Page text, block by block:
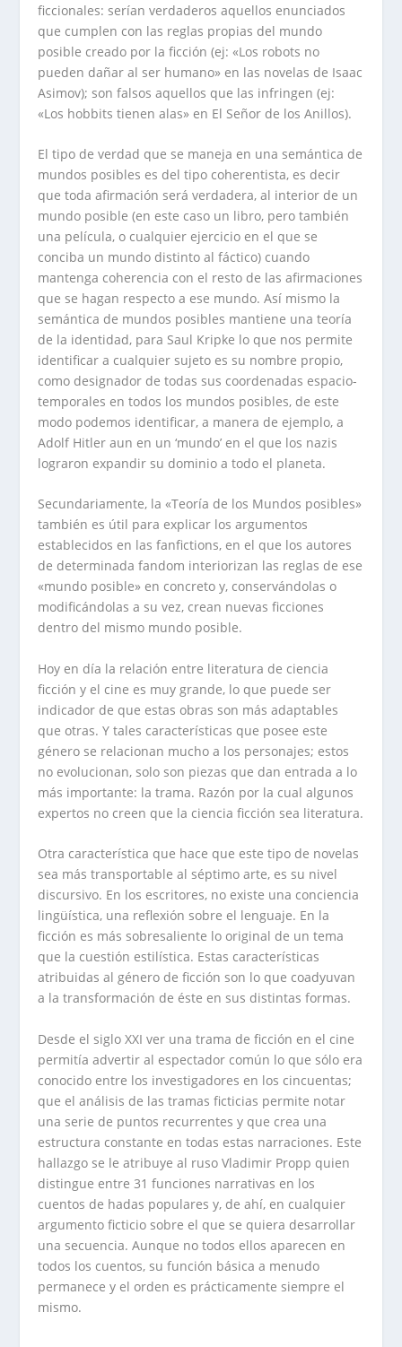
ficcionales: serían verdaderos aquellos enunciados
que cumplen con las reglas propias del mundo
posible creado por la ficción (ej: «Los robots no
pueden dañar al ser humano» en las novelas de Isaac
Asimov); son falsos aquellos que las infringen (ej:
«Los hobbits tienen alas» en El Señor de los Anillos).
El tipo de verdad que se maneja en una semántica de
mundos posibles es del tipo coherentista, es decir
que toda afirmación será verdadera, al interior de un
mundo posible (en este caso un libro, pero también
una película, o cualquier ejercicio en el que se
conciba un mundo distinto al fáctico) cuando
mantenga coherencia con el resto de las afirmaciones
que se hagan respecto a ese mundo. Así mismo la
semántica de mundos posibles mantiene una teoría
de la identidad, para Saul Kripke lo que nos permite
identificar a cualquier sujeto es su nombre propio,
como designador de todas sus coordenadas espacio-
temporales en todos los mundos posibles, de este
modo podemos identificar, a manera de ejemplo, a
Adolf Hitler aun en un ‘mundo’ en el que los nazis
lograron expandir su dominio a todo el planeta.
Secundariamente, la «Teoría de los Mundos posibles»
también es útil para explicar los argumentos
establecidos en las fanfictions, en el que los autores
de determinada fandom interiorizan las reglas de ese
«mundo posible» en concreto y, conservándolas o
modificándolas a su vez, crean nuevas ficciones
dentro del mismo mundo posible.
Hoy en día la relación entre literatura de ciencia
ficción y el cine es muy grande, lo que puede ser
indicador de que estas obras son más adaptables
que otras. Y tales características que posee este
género se relacionan mucho a los personajes; estos
no evolucionan, solo son piezas que dan entrada a lo
más importante: la trama. Razón por la cual algunos
expertos no creen que la ciencia ficción sea literatura.
Otra característica que hace que este tipo de novelas
sea más transportable al séptimo arte, es su nivel
discursivo. En los escritores, no existe una conciencia
lingüística, una reflexión sobre el lenguaje. En la
ficción es más sobresaliente lo original de un tema
que la cuestión estilística. Estas características
atribuidas al género de ficción son lo que coadyuvan
a la transformación de éste en sus distintas formas.
Desde el siglo XXI ver una trama de ficción en el cine
permitía advertir al espectador común lo que sólo era
conocido entre los investigadores en los cincuentas;
que el análisis de las tramas ficticias permite notar
una serie de puntos recurrentes y que crea una
estructura constante en todas estas narraciones. Este
hallazgo se le atribuye al ruso Vladimir Propp quien
distingue entre 31 funciones narrativas en los
cuentos de hadas populares y, de ahí, en cualquier
argumento ficticio sobre el que se quiera desarrollar
una secuencia. Aunque no todos ellos aparecen en
todos los cuentos, su función básica a menudo
permanece y el orden es prácticamente siempre el
mismo.